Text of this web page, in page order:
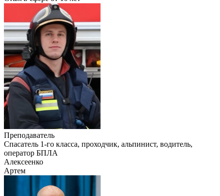
Преподаватель
Cпасатель 1-го класса, проходчик, альпинист, водитель,
оператор БПЛА
Алексеенко
Артем